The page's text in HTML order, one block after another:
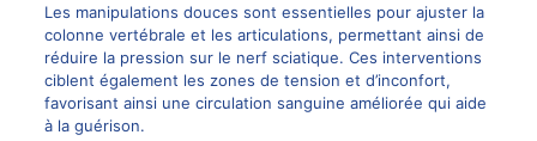
Les manipulations douces sont essentielles pour ajuster la
colonne vertébrale et les articulations, permettant ainsi de
réduire la pression sur le nerf sciatique. Ces interventions
ciblent également les zones de tension et d’inconfort,
favorisant ainsi une circulation sanguine améliorée qui aide
à la guérison.